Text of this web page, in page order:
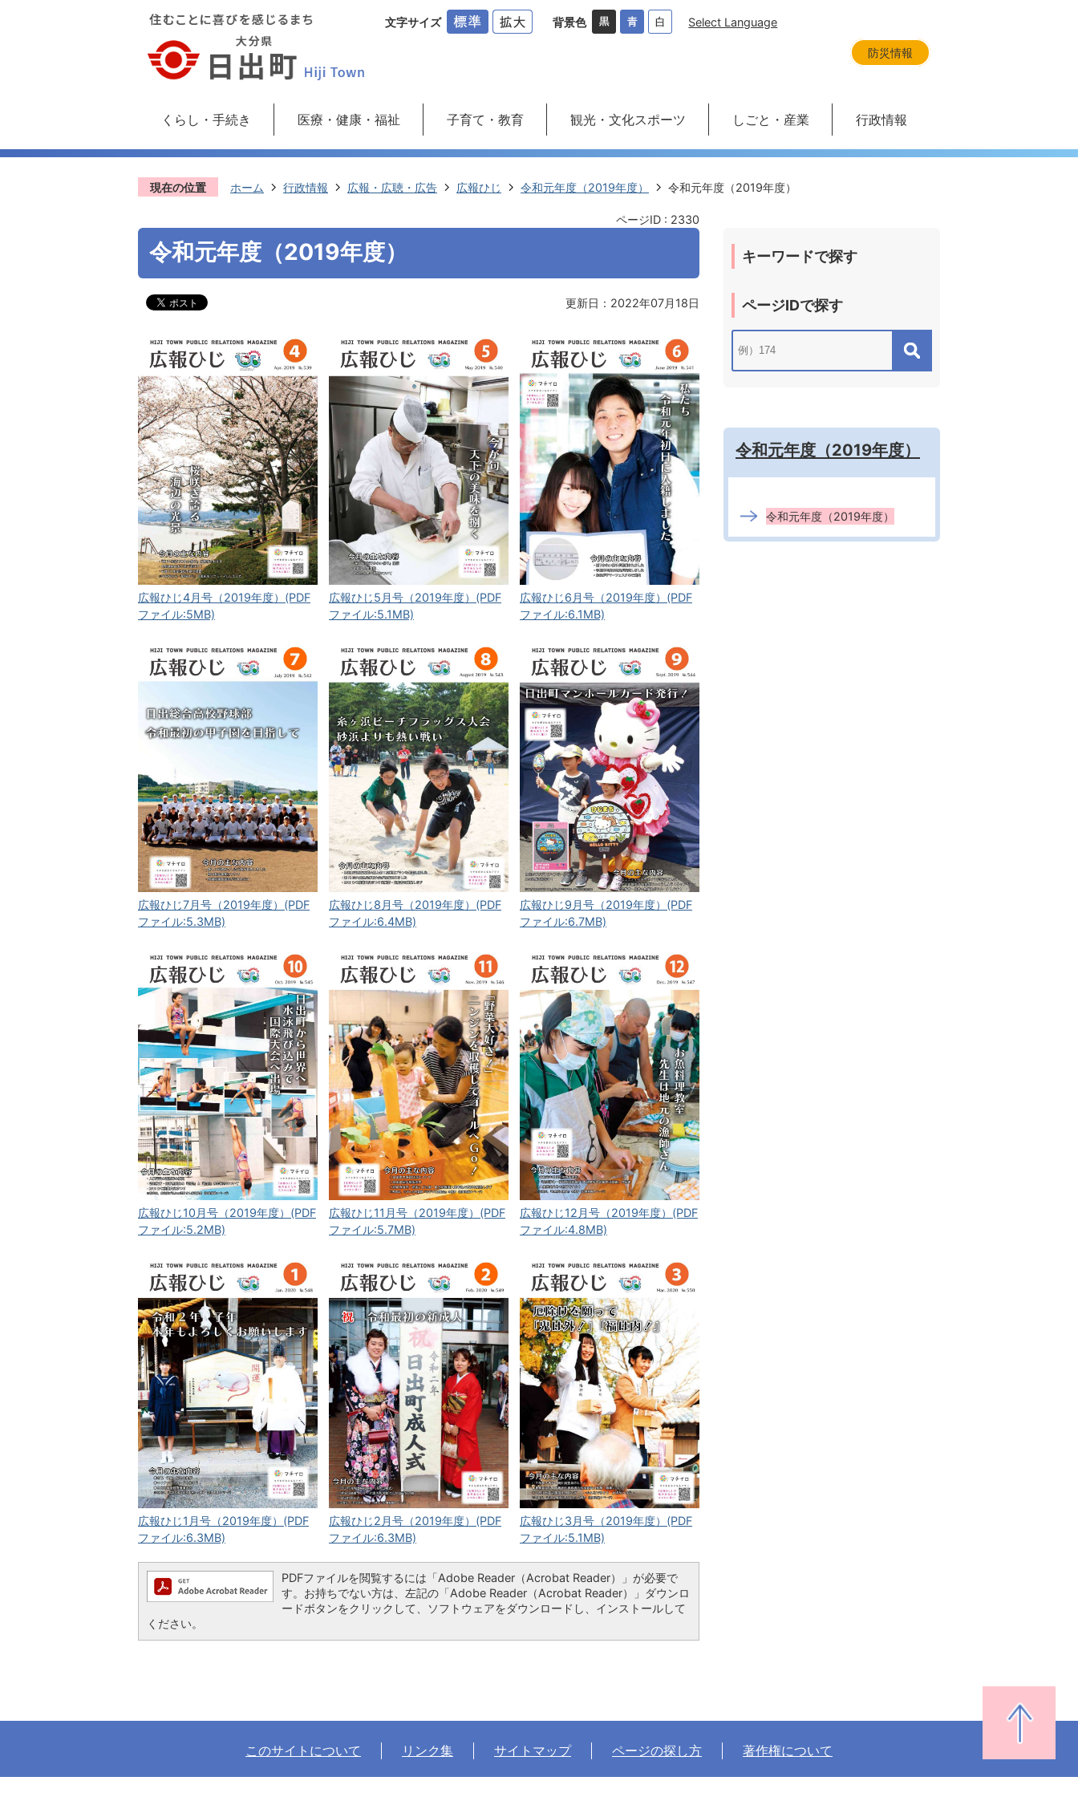
文字サイズ 背景色 Select Language
防災情報
くらし・手続き 医療・健康・福祉 子育て・教育 観光・文化スポーツ しごと・産業 行政情報
現在の位置 ホーム 行政情報 広報・広聴・広告 広報ひじ 令和元年度（2019年度） 令和元年度（2019年度）
ページID : 2330
令和元年度（2019年度）
更新日：2022年07月18日
広報ひじ4月号（2019年度）(PDF
ファイル:5MB)
広報ひじ5月号（2019年度）(PDF
ファイル:5.1MB)
広報ひじ6月号（2019年度）(PDF
ファイル:6.1MB)
広報ひじ7月号（2019年度）(PDF
ファイル:5.3MB)
広報ひじ8月号（2019年度）(PDF
ファイル:6.4MB)
広報ひじ9月号（2019年度）(PDF
ファイル:6.7MB)
広報ひじ10月号（2019年度）(PDF
ファイル:5.2MB)
広報ひじ11月号（2019年度）(PDF
ファイル:5.7MB)
広報ひじ12月号（2019年度）(PDF
ファイル:4.8MB)
広報ひじ1月号（2019年度）(PDF
ファイル:6.3MB)
広報ひじ2月号（2019年度）(PDF
ファイル:6.3MB)
広報ひじ3月号（2019年度）(PDF
ファイル:5.1MB)
PDFファイルを閲覧するには「Adobe Reader（Acrobat Reader）」が必要で
す。お持ちでない方は、左記の「Adobe Reader（Acrobat Reader）」ダウンロ
ードボタンをクリックして、ソフトウェアをダウンロードし、インストールして
ください。
キーワードで探す
ページIDで探す
令和元年度（2019年度）
令和元年度（2019年度）
このサイトについて リンク集 サイトマップ ページの探し方 著作権について